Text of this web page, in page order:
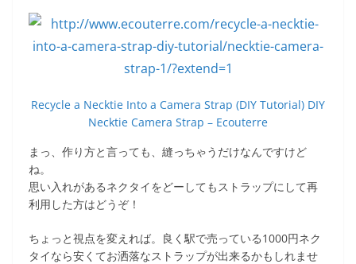
o
k
Recycle a Necktie Into a Camera Strap (DIY Tutorial) DIY
Necktie Camera Strap – Ecouterre
まっ、作り方と言っても、縫っちゃうだけなんですけど
ね。
思い入れがあるネクタイをどーしてもストラップにして再
利用した方はどうぞ！
ちょっと視点を変えれば。良く駅で売っている1000円ネク
タイなら安くてお洒落なストラップが出来るかもしれませ